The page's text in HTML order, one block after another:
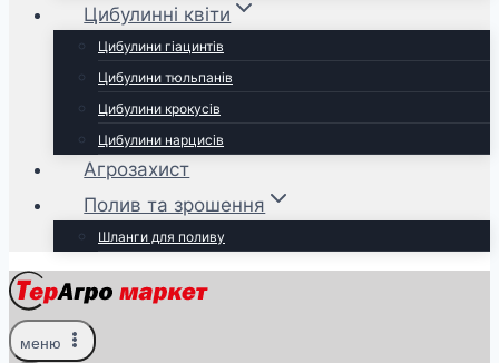
Цибулинні квіти
Цибулини гіацинтів
Цибулини тюльпанів
Цибулини крокусів
Цибулини нарцисів
Агрозахист
Полив та зрошення
Шланги для поливу
меню